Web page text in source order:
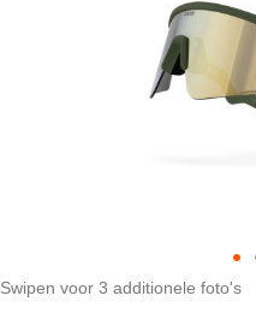
Swipen voor 3 additionele foto's